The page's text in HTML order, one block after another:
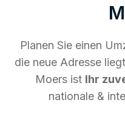
Planen Sie einen
die neue Adresse
Moers ist Ihr
nationale &